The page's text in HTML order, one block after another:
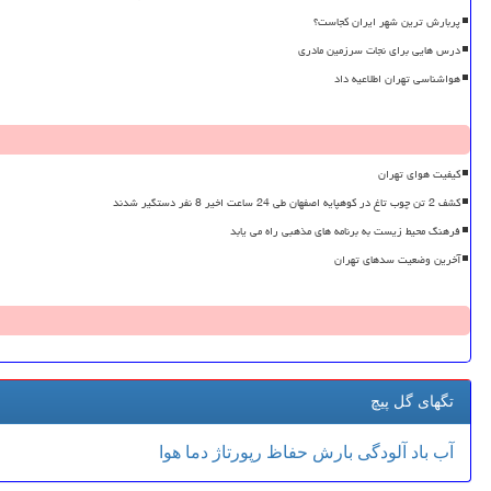
پربارش ترین شهر ایران کجاست؟
درس هایی برای نجات سرزمین مادری
هواشناسی تهران اطلاعیه داد
کیفیت هوای تهران
کشف 2 تن چوب تاغ در کوهپایه اصفهان طی 24 ساعت اخیر 8 نفر دستگیر شدند
فرهنگ محیط زیست به برنامه های مذهبی راه می یابد
آخرین وضعیت سدهای تهران
تگهای گل پیچ
آب باد آلودگی بارش حفاظ رپورتاژ دما هوا